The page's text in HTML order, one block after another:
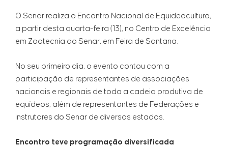
O Senar realiza o Encontro Nacional de Equideocultura,
a partir desta quarta-feira (13), no Centro de Excelência
em Zootecnia do Senar, em Feira de Santana.
No seu primeiro dia, o evento contou com a
participação de representantes de associações
nacionais e regionais de toda a cadeia produtiva de
equídeos, além de representantes de Federações e
instrutores do Senar de diversos estados.
Encontro teve programação diversificada